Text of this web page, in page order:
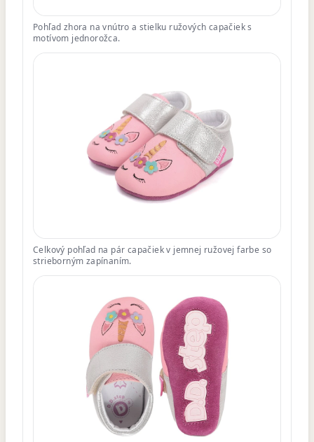
Pohľad zhora na vnútro a stielku ružových capačiek s
motívom jednorožca.
Celkový pohľad na pár capačiek v jemnej ružovej farbe so
strieborným zapínaním.